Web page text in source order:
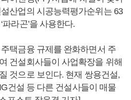
산업의 시공능력평가순위는 63
라곤’을 사용한다.
택금융 규제를 완화하면서 주
건설회사들이 사업확장을 위해
것으로 보인다. 현재 쌍용건설,
건설 등 다른 건설사들이 매물